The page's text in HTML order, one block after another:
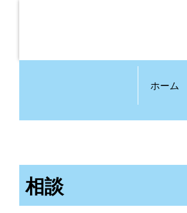
ホーム
相談